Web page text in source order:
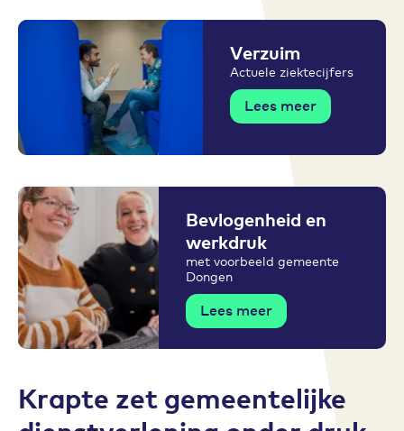
Verzuim
Actuele ziektecijfers
Lees meer
Bevlogenheid en
werkdruk
met voorbeeld gemeente
Dongen
Lees meer
Krapte zet gemeentelijke